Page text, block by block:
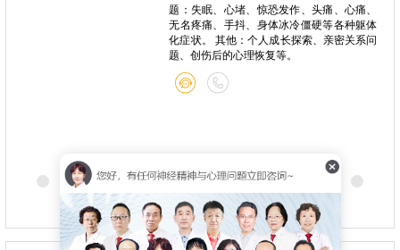
视频反馈干预 精神心理问题：儿童青少年焦
虑症、抑郁症、强迫症、特定恐惧症、睡眠
障碍、躯体化症状、疑病倾向、精神分裂症
康复期支持等 个人成长：青少年职业规划、
自我认知提升、人生目标设定（短期/中期/
长期）